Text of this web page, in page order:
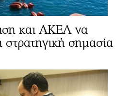
και ΑΚΕΛ να
στρατηγική σημασία